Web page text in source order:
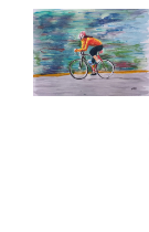
Aller
contenu